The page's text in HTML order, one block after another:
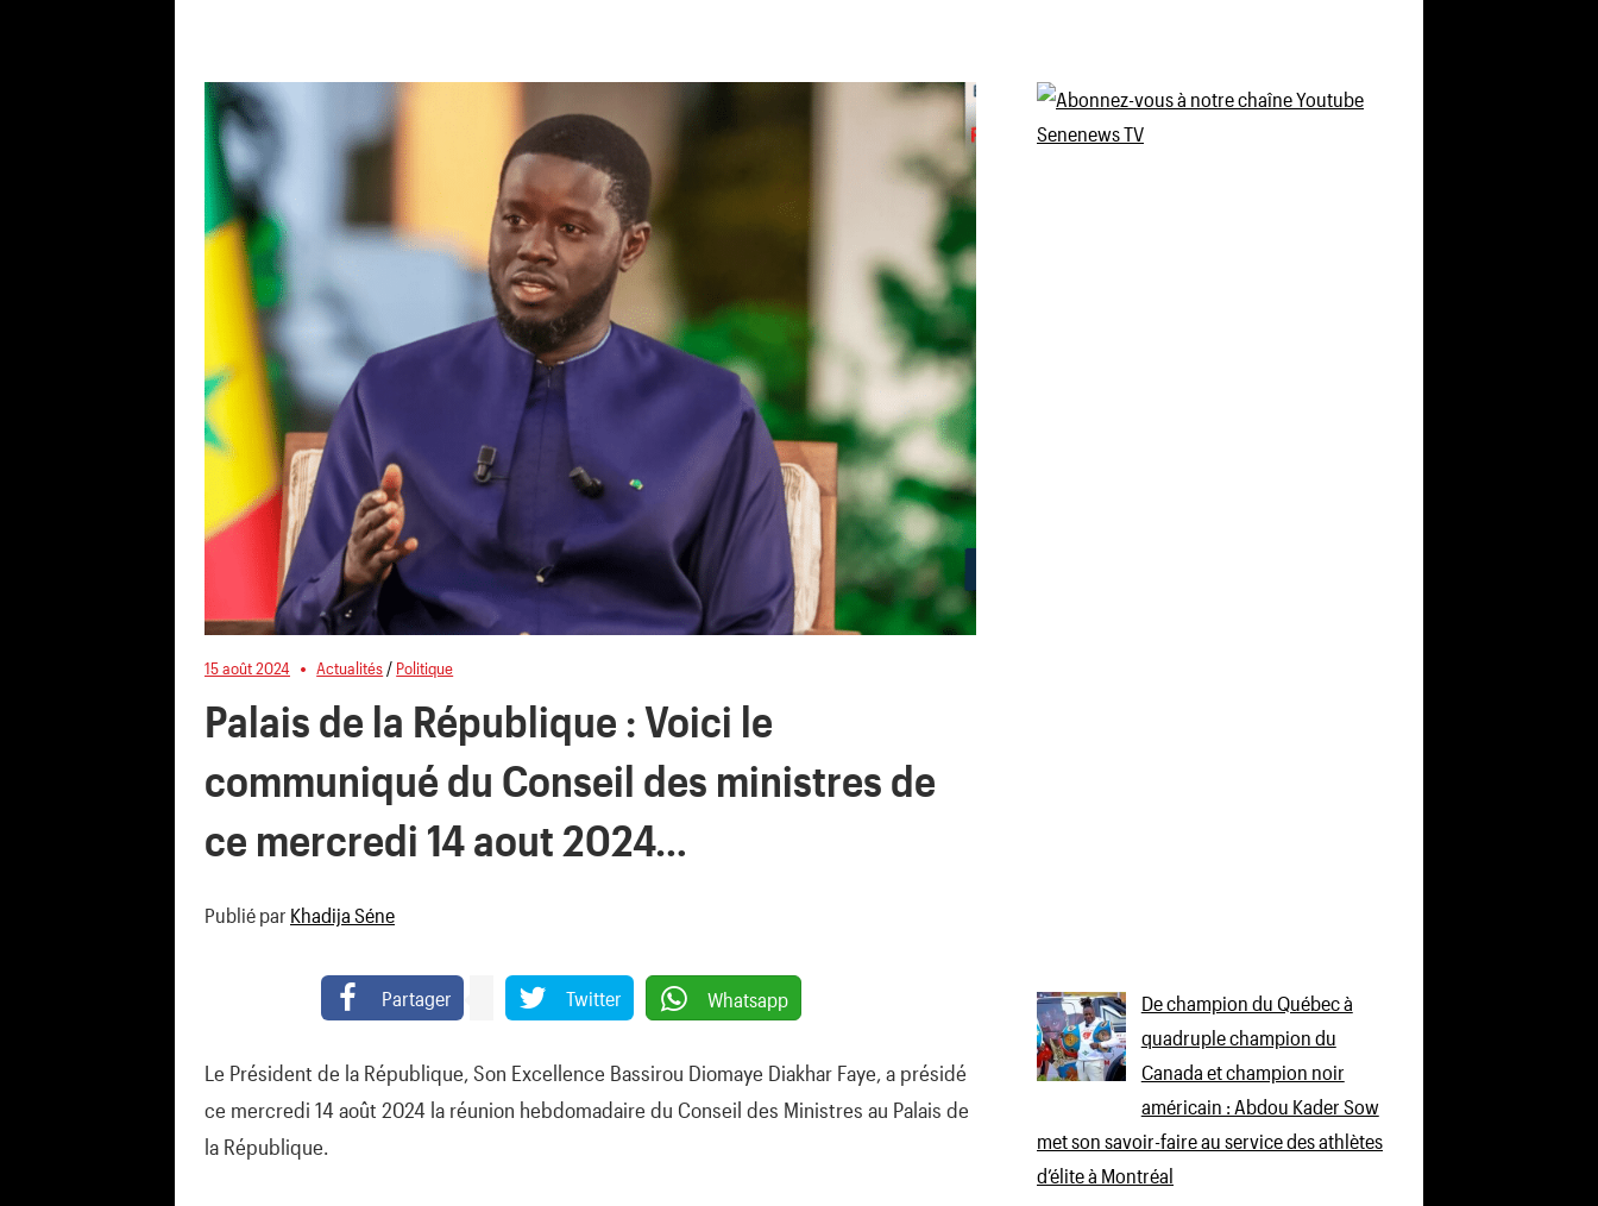
15 août 2024 Actualités / Politique
Palais de la République : Voici le
communiqué du Conseil des ministres de
ce mercredi 14 aout 2024…
Publié par Khadija Séne
Partager Twitter Whatsapp
Le Président de la République, Son Excellence Bassirou Diomaye Diakhar Faye, a présidé
ce mercredi 14 août 2024 la réunion hebdomadaire du Conseil des Ministres au Palais de
la République.
De champion du Québec à
quadruple champion du
Canada et champion noir
américain : Abdou Kader Sow
met son savoir-faire au service des athlètes
d’élite à Montréal